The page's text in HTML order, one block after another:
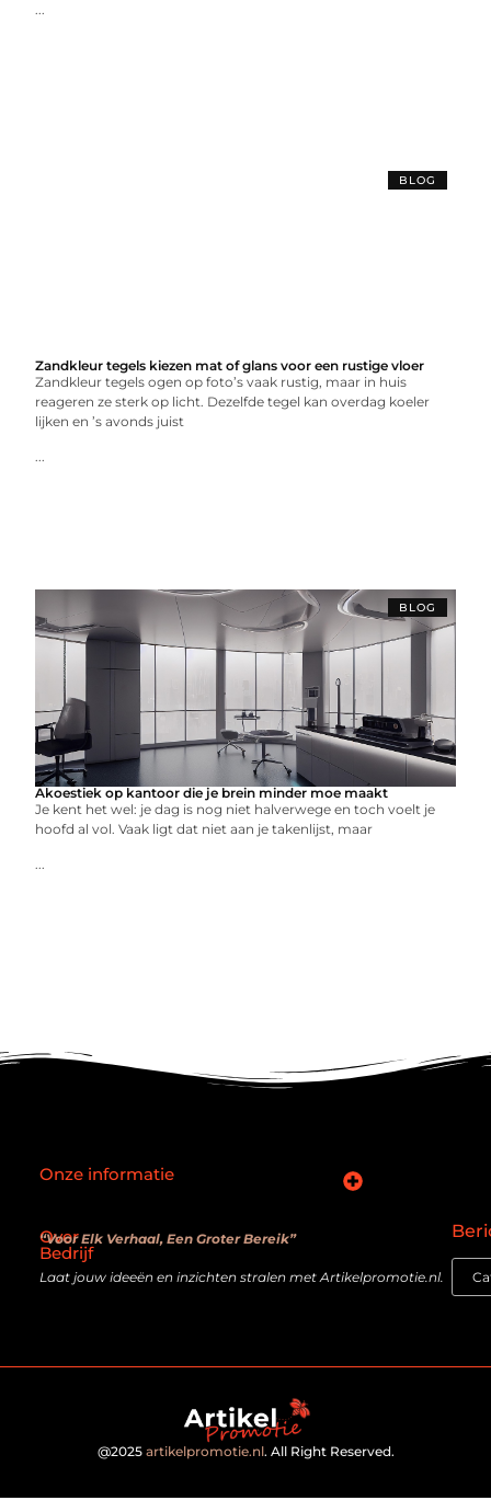
...
BLOG
Zandkleur tegels kiezen mat of glans voor een rustige vloer
Zandkleur tegels ogen op foto’s vaak rustig, maar in huis
reageren ze sterk op licht. Dezelfde tegel kan overdag koeler
lijken en ’s avonds juist
...
BLOG
Akoestiek op kantoor die je brein minder moe maakt
Je kent het wel: je dag is nog niet halverwege en toch voelt je
hoofd al vol. Vaak ligt dat niet aan je takenlijst, maar
...
Over
Bedrijf
“Voor Elk Verhaal, Een Groter Bereik”
Laat jouw ideeën en inzichten stralen met Artikelpromotie.nl.
Onze informatie
@2025 artikelpromotie.nl. All Right Reserved.